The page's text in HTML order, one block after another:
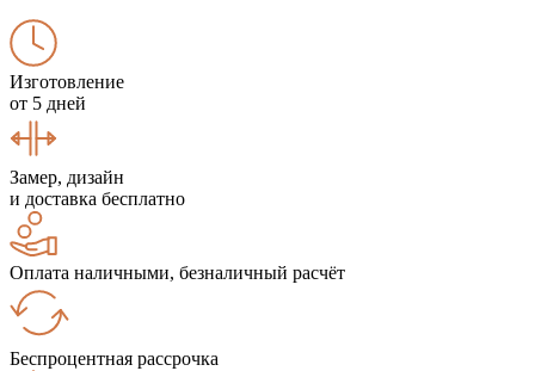
Изготовление
от 5 дней
Замер, дизайн
и доставка бесплатно
Оплата наличными, безналичный расчёт
Беспроцентная рассрочка